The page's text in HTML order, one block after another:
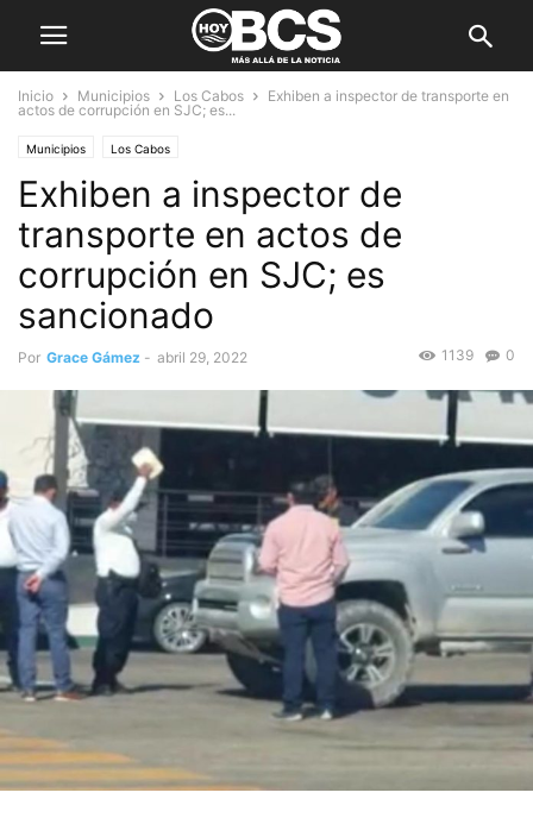
Inicio Municipios Los Cabos
Exhiben a inspector de transporte en
actos de corrupción en SJC; es...
Municipios Los Cabos
Exhiben a inspector de
transporte en actos de
corrupción en SJC; es
sancionado
Por Grace Gámez - abril 29, 2022 0
1139